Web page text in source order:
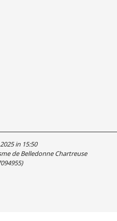
in 15:50
de Belledonne Chartreuse
)